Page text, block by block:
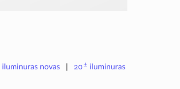
iluminurasnovas 20± iluminuras